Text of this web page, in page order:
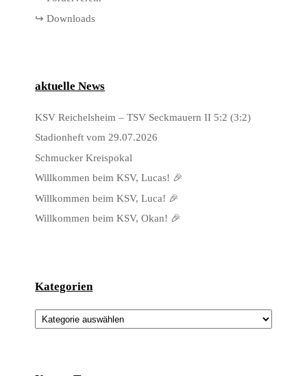
↪ Downloads
aktuelle News
KSV Reichelsheim – TSV Seckmauern II 5:2 (3:2)
Stadionheft vom 29.07.2026
Schmucker Kreispokal
Willkommen beim KSV, Lucas! 🎉
Willkommen beim KSV, Luca! 🎉
Willkommen beim KSV, Okan! 🎉
Kategorien
Kategorien